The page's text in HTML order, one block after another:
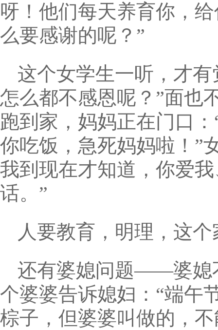
呀！他们每天养育你，
么要感谢的呢？”
这个女学生一听，才
怎么都不感恩呢？”面也
跑到家，妈妈正在门口
你吃饭，急死妈妈啦！”
我到现在才知道，你爱
话。”
人要教育，明理，这
还有婆媳问题——婆媳
个婆婆告诉媳妇：“端午
棕子，但婆婆叫做的，